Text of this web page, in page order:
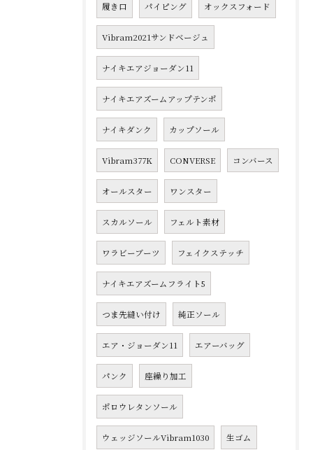
履き口 パイピング オックスフォード
Vibram2021サンドベージュ
ナイキエアジョーダン11
ナイキエアズームアップテンポ
ナイキダンク カップソール
Vibram377K CONVERSE コンバース
オールスター ワンスター
スカルソール フェルト素材
ワラビーブーツ フェイクステッチ
ナイキエアズームフライト5
つま先縫い付け 純正ソール
エア・ジョーダン11 エアーバッグ
パンク 座繰り加工
ポロウレタンソール
ウェッジソールVibram1030 生ゴム